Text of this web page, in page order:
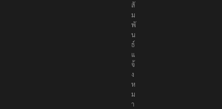
สั
ม
พั
น
ธ์
แ
จ้
ง
ห
ม
า